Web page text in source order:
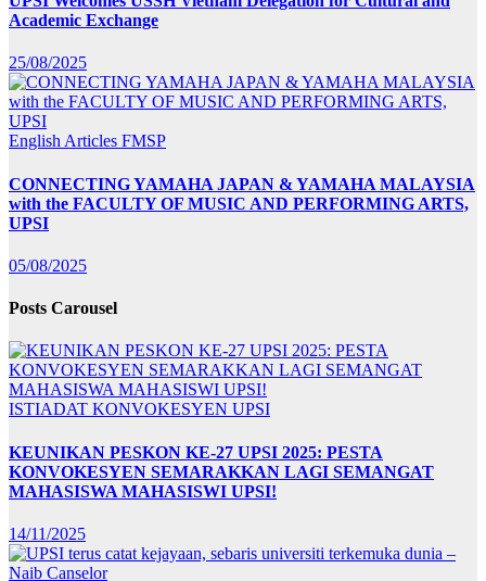
Academic Exchange
25/08/2025
English Articles FMSP
CONNECTING YAMAHA JAPAN & YAMAHA MALAYSIA
with the FACULTY OF MUSIC AND PERFORMING ARTS,
UPSI
05/08/2025
Posts Carousel
ISTIADAT KONVOKESYEN UPSI
KEUNIKAN PESKON KE-27 UPSI 2025: PESTA
KONVOKESYEN SEMARAKKAN LAGI SEMANGAT
MAHASISWA MAHASISWI UPSI!
14/11/2025